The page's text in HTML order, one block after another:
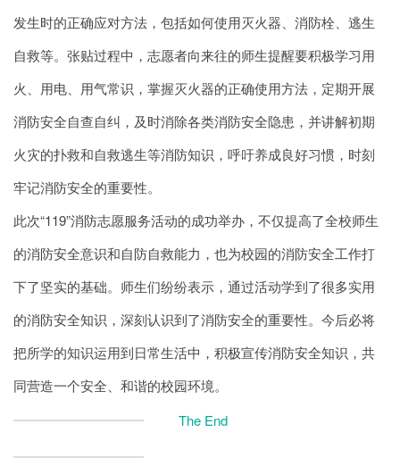
发生时的正确应对方法，包括如何使用灭火器、消防栓、逃生
自救等。张贴过程中，志愿者向来往的师生提醒要积极学习用
火、用电、用气常识，掌握灭火器的正确使用方法，定期开展
消防安全自查自纠，及时消除各类消防安全隐患，并讲解初期
火灾的扑救和自救逃生等消防知识，呼吁养成良好习惯，时刻
牢记消防安全的重要性。
此次“119”消防志愿服务活动的成功举办，不仅提高了全校师生
的消防安全意识和自防自救能力，也为校园的消防安全工作打
下了坚实的基础。师生们纷纷表示，通过活动学到了很多实用
的消防安全知识，深刻认识到了消防安全的重要性。今后必将
把所学的知识运用到日常生活中，积极宣传消防安全知识，共
同营造一个安全、和谐的校园环境。
The End